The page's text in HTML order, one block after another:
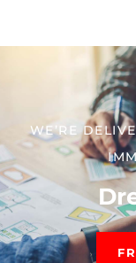
WE’RE